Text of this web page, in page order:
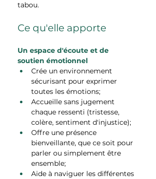
tabou.
Ce qu'elle apporte
Un espace d'écoute et de
soutien émotionnel
Crée un environnement
sécurisant pour exprimer
toutes les émotions;
Accueille sans jugement
chaque ressenti (tristesse,
colère, sentiment d'injustice);
Offre une présence
bienveillante, que ce soit pour
parler ou simplement être
ensemble;
Aide à naviguer les différentes